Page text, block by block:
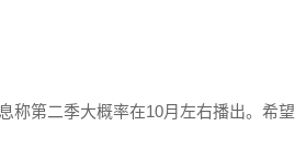
称第二季大概率在10月左右播出。希望